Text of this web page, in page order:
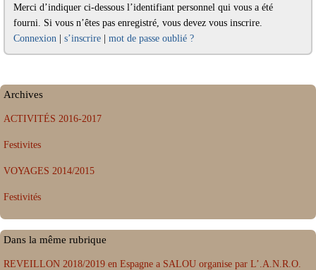
Merci d’indiquer ci-dessous l’identifiant personnel qui vous a été
fourni. Si vous n’êtes pas enregistré, vous devez vous inscrire.
Connexion | s’inscrire | mot de passe oublié ?
Archives
ACTIVITÉS 2016-2017
Festivites
VOYAGES 2014/2015
Festivités
Dans la même rubrique
REVEILLON 2018/2019 en Espagne a SALOU organise par L’.A.N.R.O.